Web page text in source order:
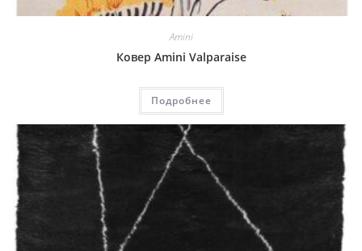
Amini
Ковер Amini Valparaise
Подробнее